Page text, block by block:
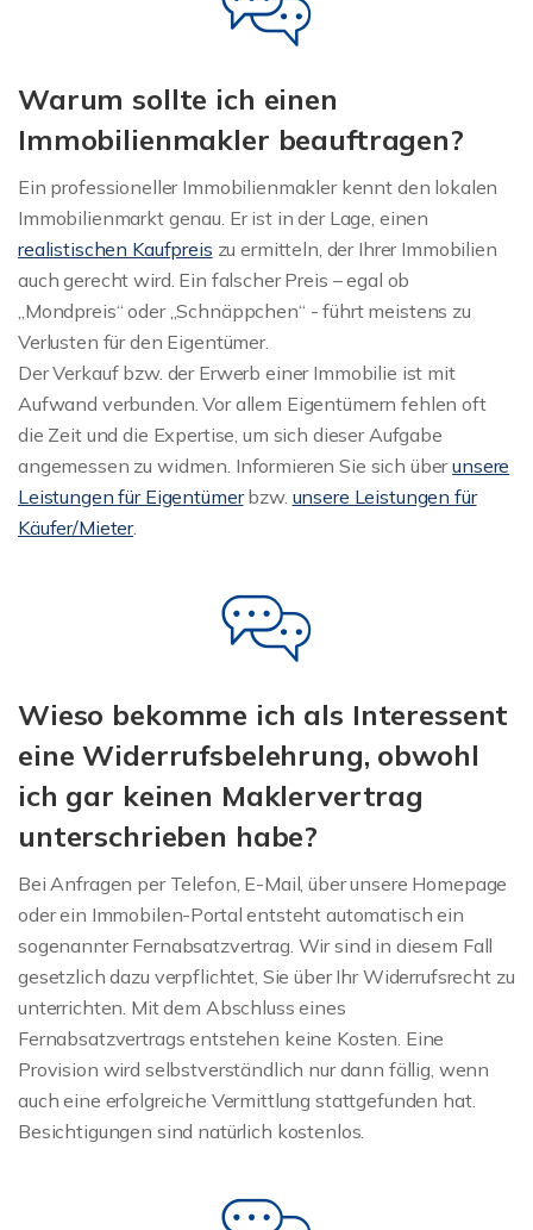
Warum sollte ich einen
Immobilienmakler beauftragen?
Ein professioneller Immobilienmakler kennt den lokalen
Immobilienmarkt genau. Er ist in der Lage, einen
realistischen Kaufpreis zu ermitteln, der Ihrer Immobilien
auch gerecht wird. Ein falscher Preis – egal ob
„Mondpreis“ oder „Schnäppchen“ - führt meistens zu
Verlusten für den Eigentümer.
Der Verkauf bzw. der Erwerb einer Immobilie ist mit
Aufwand verbunden. Vor allem Eigentümern fehlen oft
die Zeit und die Expertise, um sich dieser Aufgabe
angemessen zu widmen. Informieren Sie sich überunsere
Leistungen für Eigentümerbzw. unsere Leistungen für
Käufer/Mieter.
Wieso bekomme ich als Interessent
eine Widerrufsbelehrung, obwohl
ich gar keinen Maklervertrag
unterschrieben habe?
Bei Anfragen per Telefon, E-Mail, über unsere Homepage
oder ein Immobilen-Portal entsteht automatisch ein
sogenannter Fernabsatzvertrag. Wir sind in diesem Fall
gesetzlich dazu verpflichtet, Sie über Ihr Widerrufsrecht zu
unterrichten. Mit dem Abschluss eines
Fernabsatzvertrags entstehen keine Kosten. Eine
Provision wird selbstverständlich nur dann fällig, wenn
auch eine erfolgreiche Vermittlung stattgefunden hat.
Besichtigungen sind natürlich kostenlos.